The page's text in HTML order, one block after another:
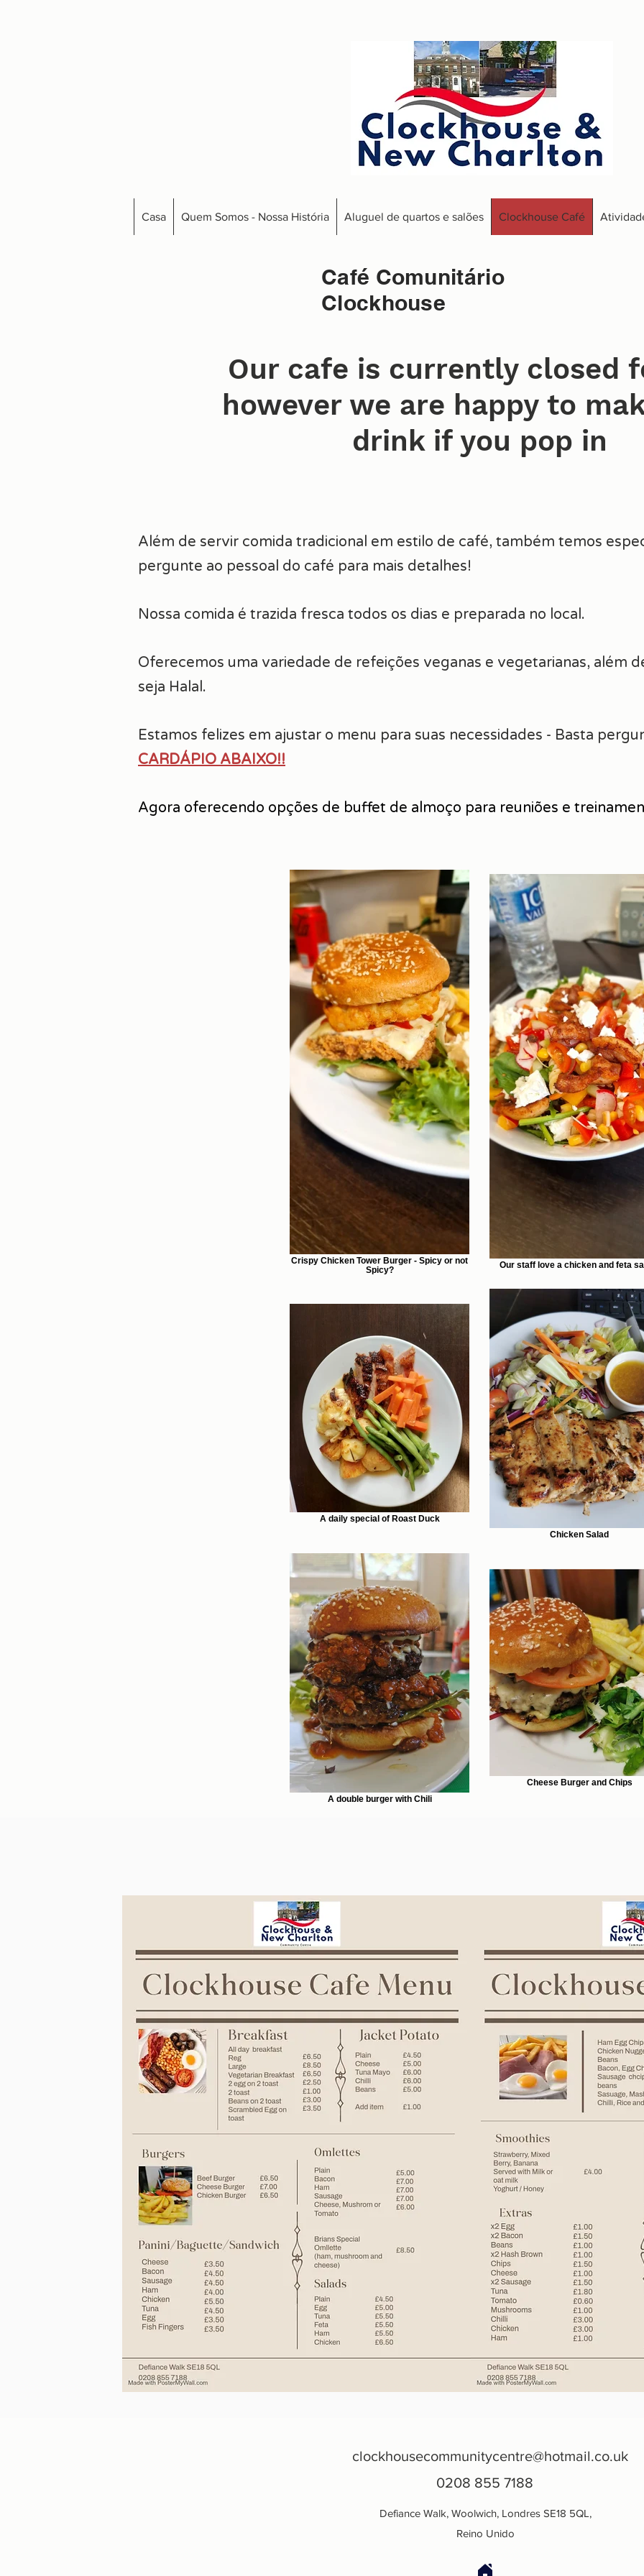
Casa Quem Somos - Nossa História Aluguel de quartos e salões Clockhouse Café
Café Comunitário
Clockhouse
Our cafe is currently closed
however we are happy to
drink if you pop in
Além de servir comida tradicional em estilo de café, também temos
pergunte ao pessoal do café para mais detalhes!
Nossa comida é trazida fresca todos os dias e preparada no local.
Oferecemos uma variedade de refeições veganas e vegetarianas, além
seja Halal.
Estamos felizes em ajustar o menu para suas necessidades - Basta
CARDÁPIO ABAIXO!!
Agora oferecendo opções de buffet de almoço para reuniões e
Crispy Chicken Tower Burger - Spicy or not
Spicy?
Our staff love a chicken and feta
A daily special of Roast Duck
Chicken Salad
A double burger with Chili
Cheese Burger and Chips
clockhousecommunitycentre@hotmail.co.uk
0208 855 7188
Defiance Walk, Woolwich, Londres SE18 5QL,
Reino Unido